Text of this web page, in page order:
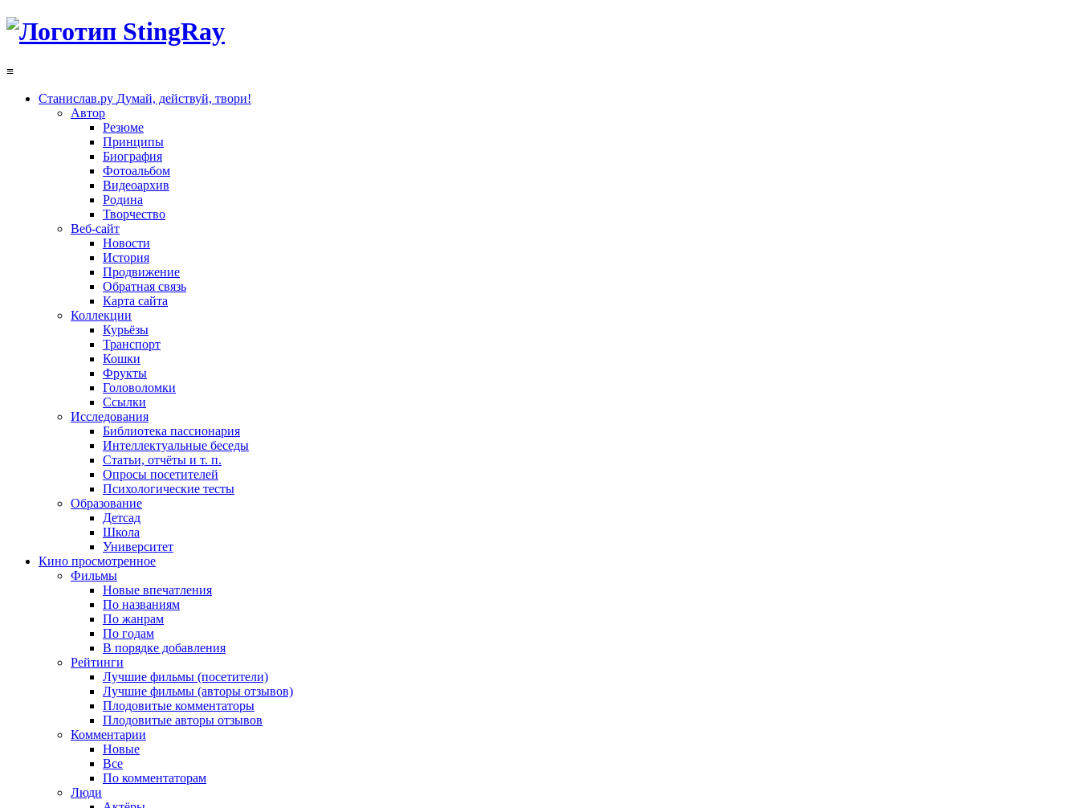
≡
Станислав.ру Думай, действуй, твори!
Автор
Резюме
Принципы
Биография
Фотоальбом
Видеоархив
Родина
Творчество
Веб-сайт
Новости
История
Продвижение
Обратная связь
Карта сайта
Коллекции
Курьёзы
Транспорт
Кошки
Фрукты
Головоломки
Ссылки
Исследования
Библиотека пассионария
Интеллектуальные беседы
Статьи, отчёты и т. п.
Опросы посетителей
Психологические тесты
Образование
Детсад
Школа
Университет
Кино просмотренное
Фильмы
Новые впечатления
По названиям
По жанрам
По годам
В порядке добавления
Рейтинги
Лучшие фильмы (посетители)
Лучшие фильмы (авторы отзывов)
Плодовитые комментаторы
Плодовитые авторы отзывов
Комментарии
Новые
Все
По комментаторам
Люди